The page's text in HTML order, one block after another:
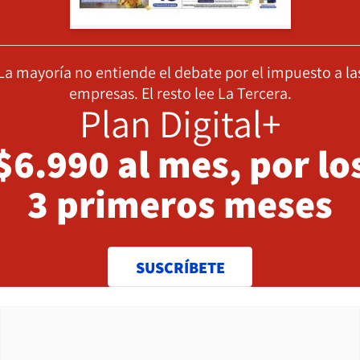
mayoría no entiende el debate por el impuesto a
empresas. El resto lee La Tercera.
Plan Digital+
al mes, por
3 primeros meses
SUSCRÍBETE